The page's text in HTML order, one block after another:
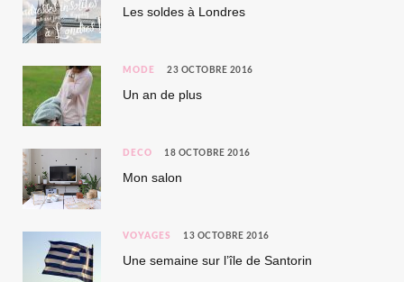
Les soldes à Londres
MODE 23 OCTOBRE 2016
Un an de plus
DÉCO 18 OCTOBRE 2016
Mon salon
VOYAGES 13 OCTOBRE 2016
Une semaine sur l’île de Santorin